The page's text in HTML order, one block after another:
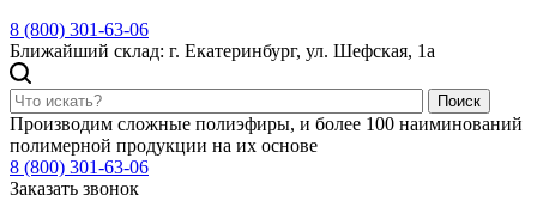
8 (800) 301-63-06
Ближайший склад: г. Екатеринбург, ул. Шефская, 1а
Поиск
Производим сложные полиэфиры, и более 100 наиминований
полимерной продукции на их основе
8 (800) 301-63-06
Заказать звонок